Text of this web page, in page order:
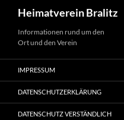
Heimatverein Bralitz
Informationen rund um den
Ort und den Verein
IMPRESSUM
DATENSCHUTZERKLÄRUNG
DATENSCHUTZ VERSTÄNDLICH